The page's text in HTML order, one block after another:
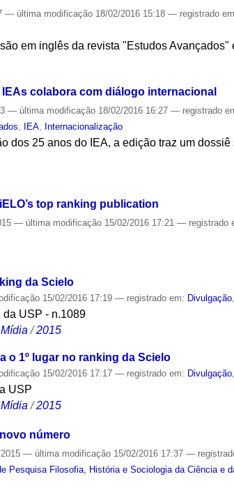
— última modificação 18/02/2016 15:18— registrado
em inglês da revista "Estudos Avançados"
colabora com diálogo internacional
— última modificação 18/02/2016 16:27— registrado
IEA Internacionalização
dos 25 anos do IEA, a edição traz um
top ranking publication
— última modificação 15/02/2016 17:21— registrado
da Scielo
15/02/2016 17:19— registrado em: Divulgação
da USP - n.1089
/2015
o 1º lugar no ranking da Scielo
15/02/2016 17:17— registrado em: Divulgação
USP
/2015
número
2015— última modificação 15/02/2016 17:37—
Pesquisa Filosofia, História e Sociologia da Ciência e